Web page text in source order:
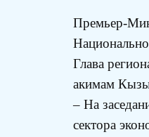
Премьер-
Глава
акимам
– На
сектора